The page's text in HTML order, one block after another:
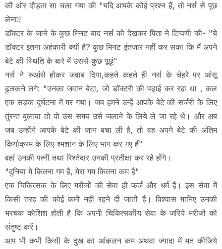
की ओर दौड़ता सा चला गया की "यदि आपके कोई प्रश्न हैं, तो नर्स से पूछ
लेना!!
डॉक्टर के जाने के कुछ मिनट बाद नर्स को देखकर पिता ने टिप्पणी की- "ये
डॉक्टर इतना अहंकारी क्यों है? कुछ मिनट इंतजार नहीं कर सका कि मैं अपने
बेटे की स्थिति के बारे में उससे कुछ पूछूं"
नर्स ने रुआंसे होकर जवाब दिया,कहते कहते ही नर्स के चेहरे पर आंसू
ढुलकने लगे: "उनका जवान बेटा, जो डॉक्टरी की पढ़ाई कर रहा था , कल
एक सड़क दुर्घटना में मर गया। जब हमने उन्हें आपके बेटे की सर्जरी के लिए
तुंरन्त बुलाया तो वो उंस समय उसे जलाने के लिये ले जा रहे थे। और अब
जब उन्होंने आपके बेटे की जान बचा ली है, तो वह अपने बेटे की अंतिम
किर्याक्रम के लिए श्मशान के लिए भाग कर गए हैं"
वहां उनकी पत्नी तथा रिश्तेदार उनकी प्रतीक्षा कर रहे होंगे।
"दुनिया मे कितना गम है, मेरा गम कितना कम है"
एक चिकित्सक के लिए मरीजों की सेवा ही फर्ज और धर्म है। इस सेवा में
किसी तरह की कोई कमी नहीं रहने दी जाती है। विश्वास मानिए उनकी
भरचक कोशिश होती है कि अपनी चिकित्सकीय सेवा के जरिये मरीजों को
संतुष्ट करें।
आप भी कभी किसी के दुख का आंकलन कम अथवा ज्यादा में मत कीजिये